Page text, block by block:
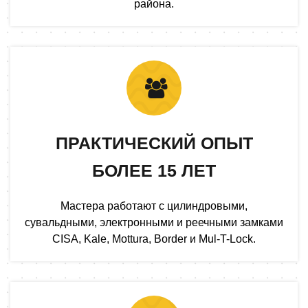
района.
ПРАКТИЧЕСКИЙ ОПЫТ
БОЛЕЕ 15 ЛЕТ
Мастера работают с цилиндровыми,
сувальдными, электронными и реечными замками
CISA, Kale, Mottura, Border и Mul-T-Lock.